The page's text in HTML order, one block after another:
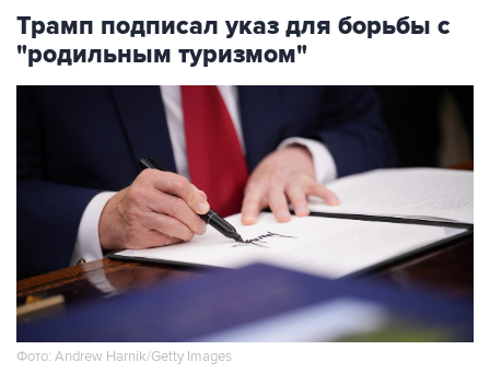
Трамп подписал указ для борьбы с
"родильным туризмом"
Фото: Andrew Harnik/Getty Images